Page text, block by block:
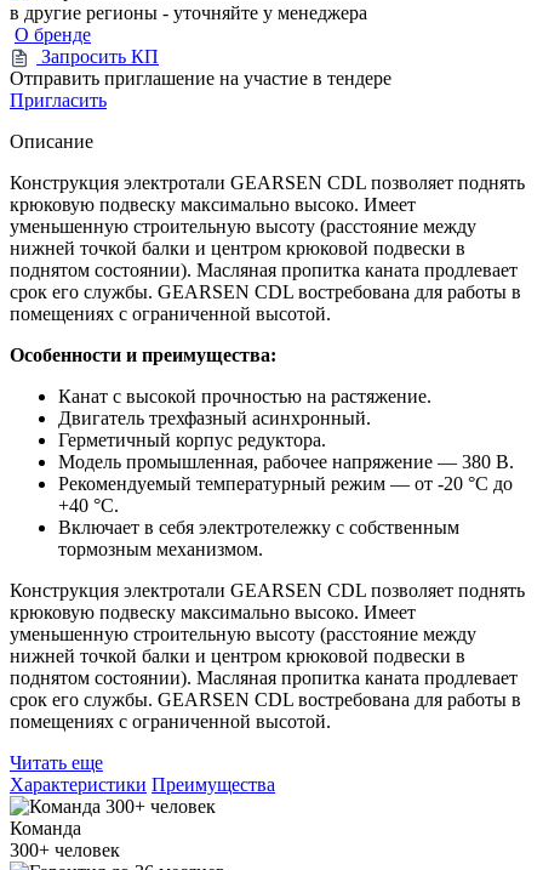
в другие регионы - уточняйте у менеджера
О бренде
Запросить КП
Отправить приглашение на участие в тендере
Пригласить
Описание
Конструкция электротали GEARSEN CDL позволяет поднять
крюковую подвеску максимально высоко. Имеет
уменьшенную строительную высоту (расстояние между
нижней точкой балки и центром крюковой подвески в
поднятом состоянии). Масляная пропитка каната продлевает
срок его службы. GEARSEN CDL востребована для работы в
помещениях с ограниченной высотой.
Особенности и преимущества:
Канат с высокой прочностью на растяжение.
Двигатель трехфазный асинхронный.
Герметичный корпус редуктора.
Модель промышленная, рабочее напряжение — 380 В.
Рекомендуемый температурный режим — от -20 °С до
+40 °С.
Включает в себя электротележку с собственным
тормозным механизмом.
Конструкция электротали GEARSEN CDL позволяет поднять
крюковую подвеску максимально высоко. Имеет
уменьшенную строительную высоту (расстояние между
нижней точкой балки и центром крюковой подвески в
поднятом состоянии). Масляная пропитка каната продлевает
срок его службы. GEARSEN CDL востребована для работы в
помещениях с ограниченной высотой.
Читать еще
Характеристики Преимущества
Команда
300+ человек